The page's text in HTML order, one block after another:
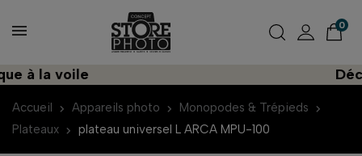
0
à la voile
Accueil Appareils photo
Monopodes & Trépieds
Plateaux
plateau universel L ARCA MPU-100